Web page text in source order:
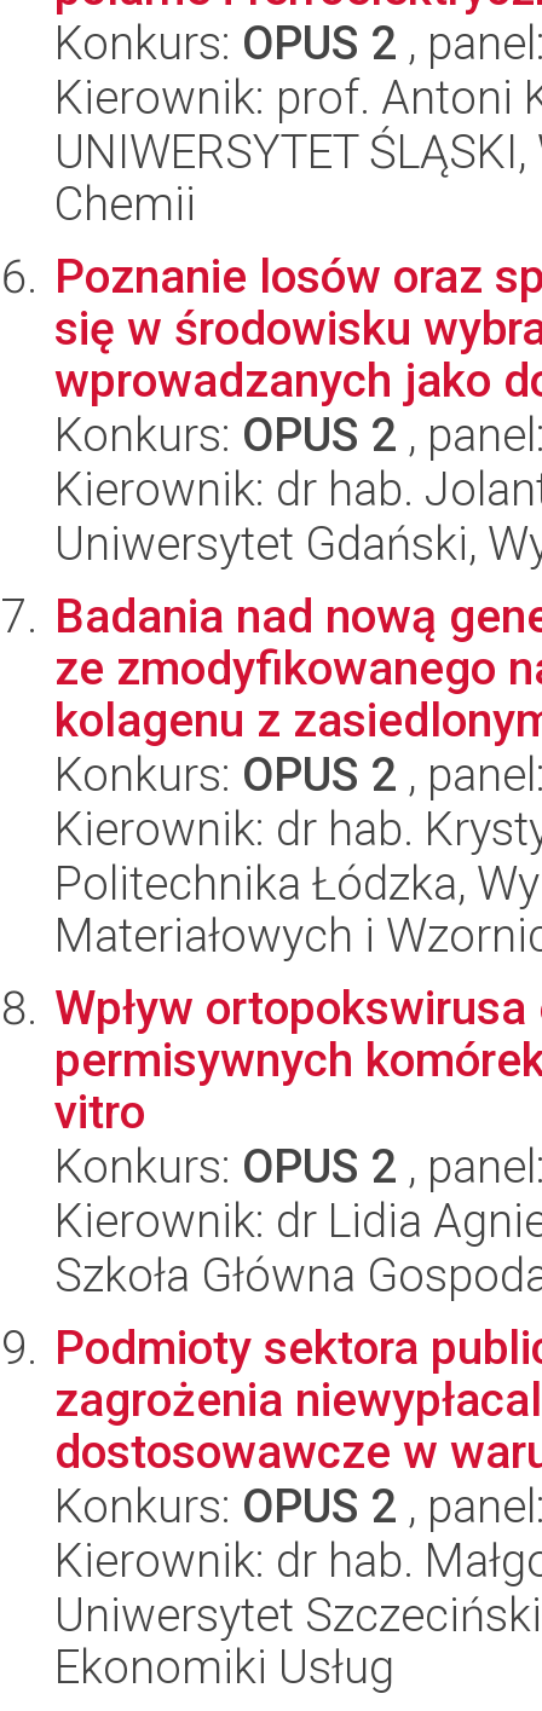
Konkurs: OPUS 2 ,
Kierownik: prof. Antoni
UNIWERSYTET
Chemii
Poznanie losów oraz
się w środowisku
wprowadzanych jako
Konkurs: OPUS 2 ,
Kierownik: dr hab.
Uniwersytet Gdański,
Badania nad nową
ze zmodyfikowanego
kolagenu z
Konkurs: OPUS 2 ,
Kierownik: dr hab.
Politechnika Łódzka,
Materiałowych i
Wpływ
permisywnych
vitro
Konkurs: OPUS 2 ,
Kierownik: dr Lidia
Szkoła Główna
Podmioty sektora
zagrożenia
dostosowawcze w
Konkurs: OPUS 2 ,
Kierownik: dr hab.
Uniwersytet
Ekonomiki Usług